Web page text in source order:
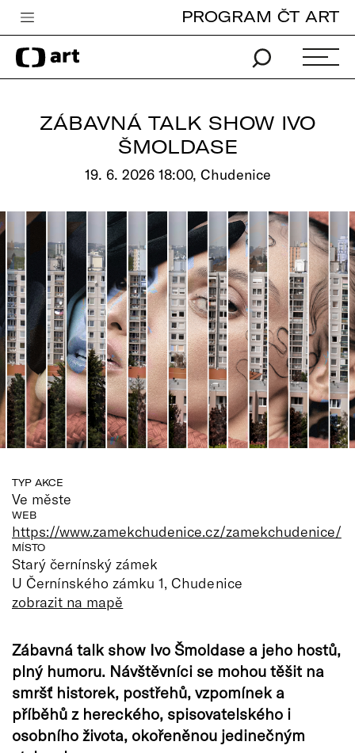
Česká televize
Zpravodajství
Vše o ČT
PROGRAM ČT ART
ZÁBAVNÁ TALK SHOW IVO
ŠMOLDASE
19. 6. 2026 18:00, Chudenice
TYP AKCE
Ve měste
WEB
https://www.zamekchudenice.cz/zamekchudenice/
MÍSTO
Starý černínský zámek
U Černínského zámku 1, Chudenice
zobrazit na mapě
Zábavná talk show Ivo Šmoldase a jeho hostů,
plný humoru. Návštěvníci se mohou těšit na
smršť historek, postřehů, vzpomínek a
příběhů z hereckého, spisovatelského i
osobního života, okořeněnou jedinečným